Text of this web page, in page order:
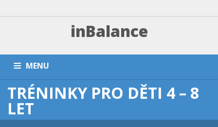
inBalance
MENU
DOMŮ TRÉNINKY A PLATBA ZÁVODNÍ SEKCE
PŘÍMĚŠŤÁKY A KEMPY
TRÉNINKY PRO DĚTI 4 – 8
LET